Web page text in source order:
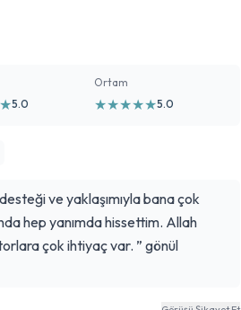
★5.0
Ortam
★★★★★5.0
ve yaklaşımıyla bana çok
hep yanımda hissettim. Allah
çok ihtiyaç var. ” gönül